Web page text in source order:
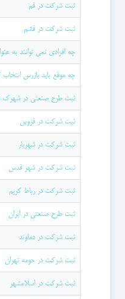
ثبت شرکت در قم
ثبت شرکت در قشم
چه افرادی نمی توانند به
چه موقع باید بازرس انتخاب
ثبت طرح صنعتی در شهرک
ثبت شرکت در قزوین
ثبت شرکت در شهریار
ثبت شرکت در شهر قدس
ثبت شرکت در رباط کریم
ثبت طرح صنعتی در ایران
ثبت شرکت در دماوند
ثبت شرکت در حومه تهران
ثبت شرکت در اسلامشهر